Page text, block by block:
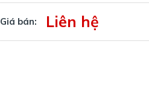
Giá bán: Liên hệ